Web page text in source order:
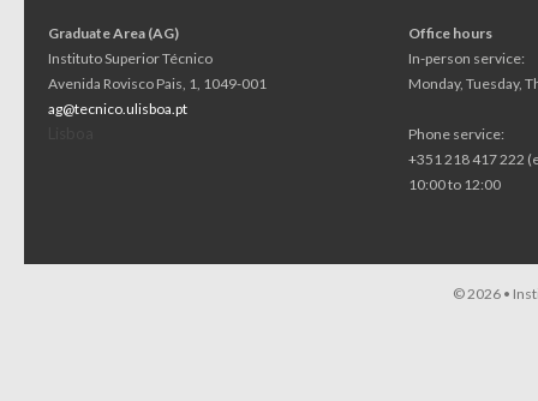
Graduate Area (AG)
Instituto Superior Técnico
Avenida Rovisco Pais, 1, 1049-001
ag@tecnico.ulisboa.pt
Office hours
In-person service:
Monday, Tuesday,
Phone service:
+351 218 417 222
10:00 to 12:00
© 2026 •